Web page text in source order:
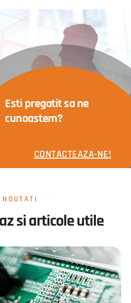
Esti pregatit sa ne
cunoastem?
CONTACTEAZA-NE!
NOUTATI
si articole utile